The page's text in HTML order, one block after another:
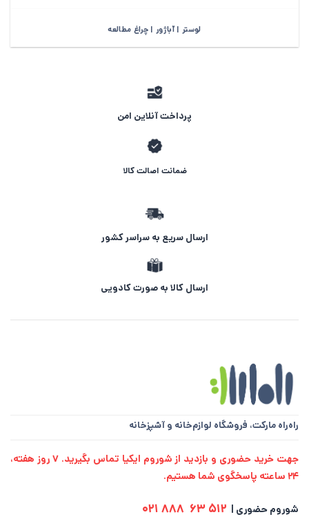
لوستر | آباژور | چراغ مطالعه
پرداخت آنلاین امن
ضمانت اصالت کالا
ارسال سریع به سراسر کشور
ارسال کالا به صورت کادویی
راه‌راه مارکت، فروشگاه لوازم‌خانه و آشپزخانه
جهت خرید حضوری و بازدید از شوروم ایکیا تماس بگیرید. ۷ روز هفته،
۲۴ ساعته پاسخگوی شما هستیم.
شوروم حضوری | 512 63 888 021